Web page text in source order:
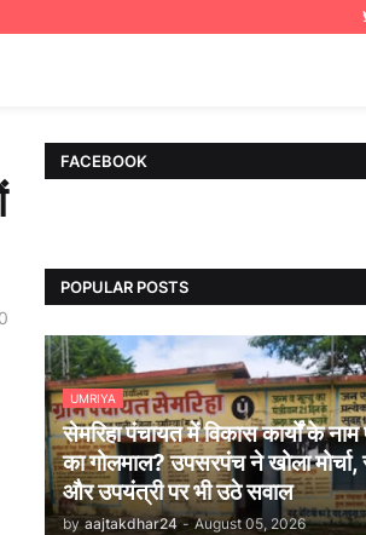
FACEBOOK
POPULAR POSTS
UMRIYA
सेमरिहा पंचायत में विकास कार्यों के नाम
का गोलमाल? उपसरपंच ने खोला मोर्चा,
और उपयंत्री पर भी उठे सवाल
by aajtakdhar24 - August 05, 2026